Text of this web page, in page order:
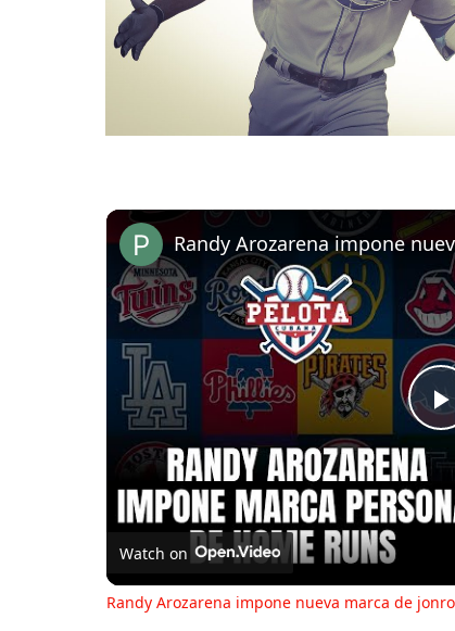
Randy Arozarena impone
Watch on
Randy Arozarena impone nueva marca de